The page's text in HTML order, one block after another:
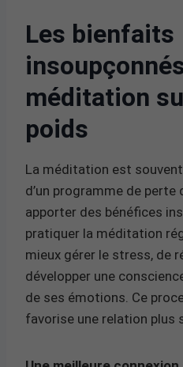
Les bienfaits
méditation
poids
La méditation est
d’un programme de perte
apporter des bénéfices
pratiquer la méditation
mieux gérer le stress, de
développer une
de ses émotions. Ce
favorise une relation plus